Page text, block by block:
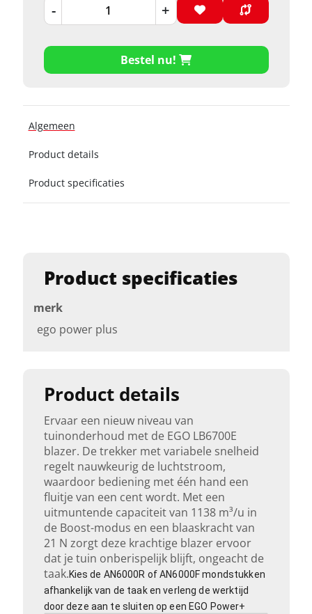
Product details
Ervaar een nieuw niveau van
tuinonderhoud met de EGO LB6700E
blazer. De trekker met variabele snelheid
regelt nauwkeurig de luchtstroom,
waardoor bediening met één hand een
fluitje van een cent wordt. Met een
uitmuntende capaciteit van 1138 m³/u in
de Boost-modus en een blaaskracht van
21 N zorgt deze krachtige blazer ervoor
dat je tuin onberispelijk blijft, ongeacht de
taak.Kies de AN6000R of AN6000F mondstukken
afhankelijk van de taak en verleng de werktijd
door deze aan te sluiten op een EGO Power+
Product specificaties
merk
ego power plus
- +
Bestel nu!
Algemeen
Product details
Product specificaties